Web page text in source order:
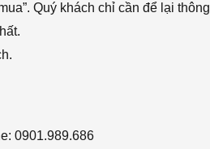
Quý khách chỉ cần để lại thông
0901.989.686